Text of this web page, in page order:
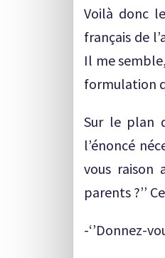
Voilà donc
français de
Il me
formulation
Sur le plan
l’énoncé
vous raison
parents ?’’
-‘’Donnez-